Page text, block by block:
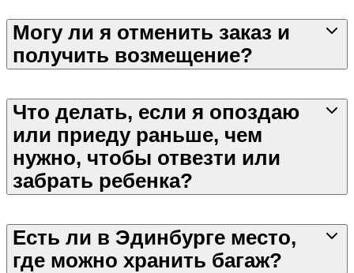
Могу ли я отменить заказ и
получить возмещение?
Что делать, если я опоздаю
или приеду раньше, чем
нужно, чтобы отвезти или
забрать ребенка?
Есть ли в Эдинбурге место,
где можно хранить багаж?